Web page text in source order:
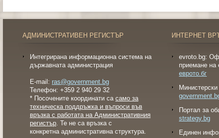
АДМИНИСТРАТИВЕН РЕГИСТЪР
Интегрирана информационна система на
държавната администрация
E-mail: ras@government.bg
Телефон: +359 2 940 29 32
* Посочените координати са само за
техническа поддръжка и въпроси във
връзка с работата на Административния
регистър. Те не са връзка с
конкретна административна структура.
ИНТЕРНЕТ
evroto.bg:
приемане на
еврото.бг
Портал за
strategy.bg
Eдинен